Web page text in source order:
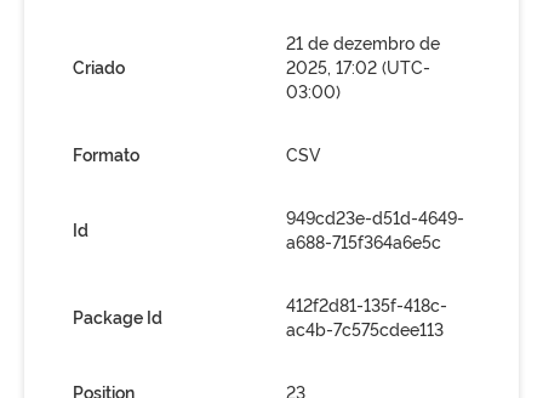
Criado
21 de dezembro de
2025, 17:02 (UTC-
03:00)
Formato CSV
Id
949cd23e-d51d-4649-
a688-715f364a6e5c
Package Id
412f2d81-135f-418c-
ac4b-7c575cdee113
Position 23